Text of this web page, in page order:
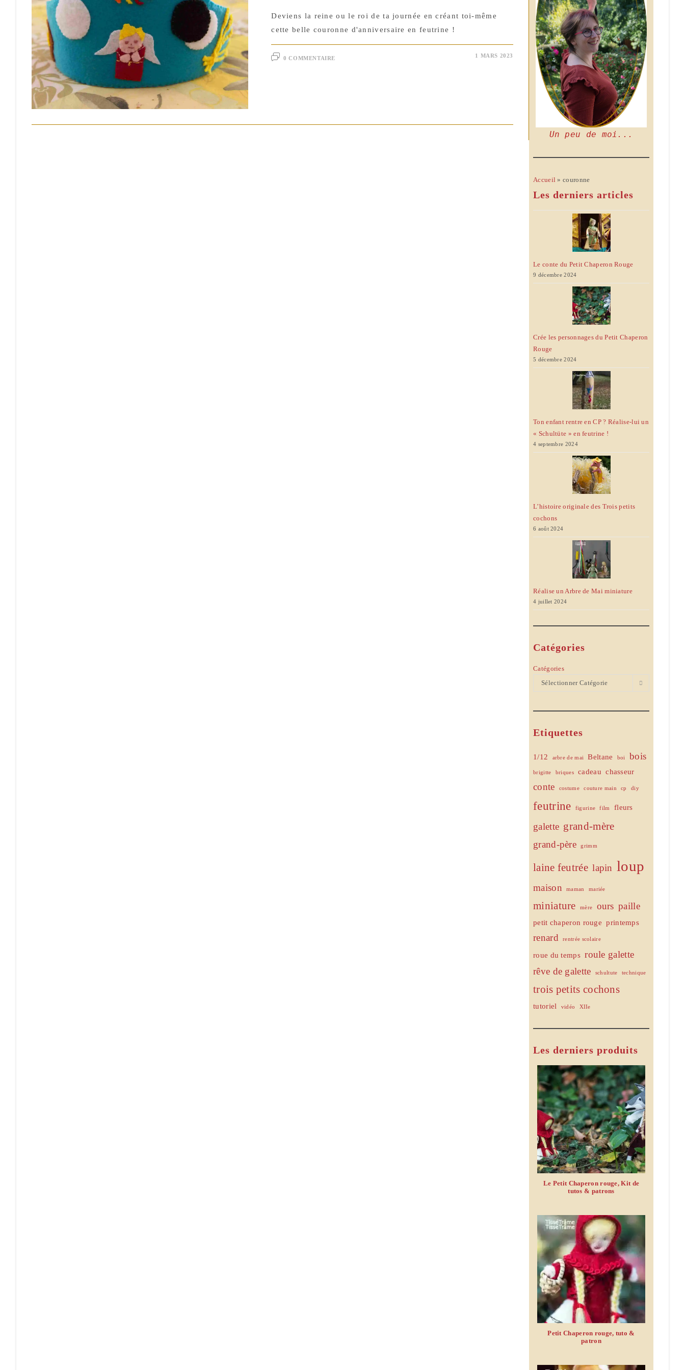
Deviens la reine ou le roi de ta journée en créant toi-même
cette belle couronne d'anniversaire en feutrine !
0 COMMENTAIRE 1 MARS 2023
Un peu de moi...
Accueil »couronne
Les derniers articles
Le conte du Petit Chaperon Rouge
9 décembre 2024
Crée les personnages du Petit Chaperon
Rouge
5 décembre 2024
Ton enfant rentre en CP ? Réalise-lui un
« Schultüte » en feutrine !
4 septembre 2024
L’histoire originale des Trois petits
cochons
6 août 2024
Réalise un Arbre de Mai miniature
4 juillet 2024
Catégories
Catégories
Sélectionner Catégorie
Etiquettes
1/12 arbre de mai Beltane boi bois
brigitte briques cadeau chasseur
conte costume couture main cp diy
feutrine figurine film fleurs
galette grand-mère
grand-père grimm
laine feutrée lapin loup
maison maman mariée
miniature mère ours paille
petit chaperon rouge printemps
renard rentrée scolaire
roue du temps roule galette
rêve de galette
schultute technique
trois petits cochons
tutoriel vidéo XIIe
Les derniers produits
Le Petit Chaperon rouge, Kit de
tutos & patrons
Petit Chaperon rouge, tuto &
patron